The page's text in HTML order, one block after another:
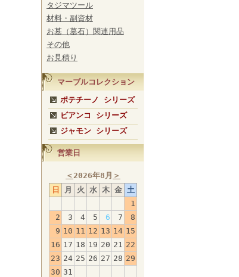
タジマツール
材料・副資材
お墓（墓石）関連用品
その他
お見積り
マーブルコレクション
ポテチーノ シリーズ
ビアンコ シリーズ
ジャモン シリーズ
営業日
＜2026年8月 ＞
日
月 火 水 木 金 土
1
2
3 4 5 6 7
8
9 10 11 12 13 14 15
16 17 18 19 20 21 22
23 24 25 26 27 28 29
30 31